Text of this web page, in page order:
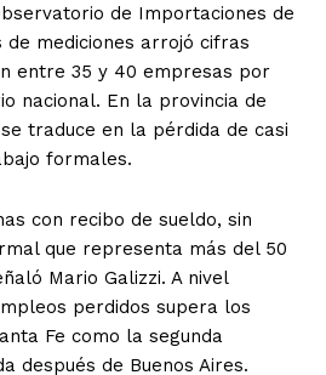
de Importaciones de
mediciones arrojó cifras
entre 35 y 40 empresas por
nacional. En la provincia de
traduce en la pérdida de casi
formales.
con recibo de sueldo, sin
que representa más del 50
Mario Galizzi. A nivel
perdidos supera los
Fe como la segunda
después de Buenos Aires.